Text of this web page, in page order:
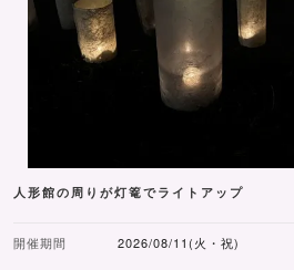
人形館の周りが灯篭でライトアップ
開催期間 2026/08/11(火・祝)